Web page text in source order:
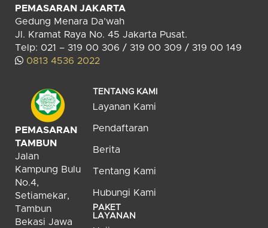
PEMASARAN JAKARTA
Gedung Menara Da’wah
Jl. Kramat Raya No. 45 Jakarta Pusat.
Telp: 021 – 319 00 306 / 319 00 309 / 319 00 149
0813 4536 2022
PEMASARAN
TAMBUN
Jalan
Kampung Bulu
No.4,
Setiamekar,
Tambun
Bekasi Jawa
TENTANG KAMI
Layanan Kami
Pendaftaran
Berita
Tentang Kami
Hubungi Kami
PAKET
LAYANAN